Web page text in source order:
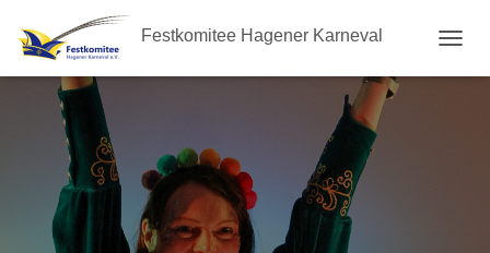
Festkomitee Hagener Karneval
A